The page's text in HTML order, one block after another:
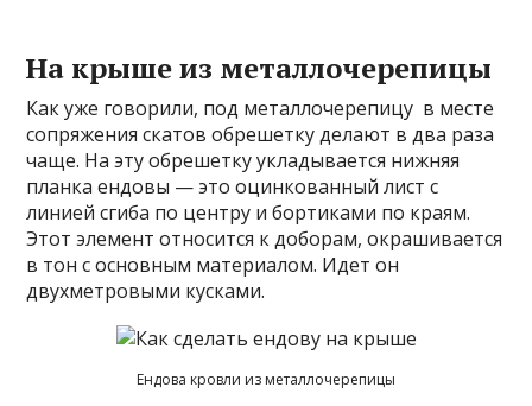
На крыше из металлочерепицы
Как уже говорили, под металлочерепицу в месте
сопряжения скатов обрешетку делают в два раза
чаще. На эту обрешетку укладывается нижняя
планка ендовы — это оцинкованный лист с
линией сгиба по центру и бортиками по краям.
Этот элемент относится к доборам, окрашивается
в тон с основным материалом. Идет он
двухметровыми кусками.
Ендова кровли из металлочерепицы